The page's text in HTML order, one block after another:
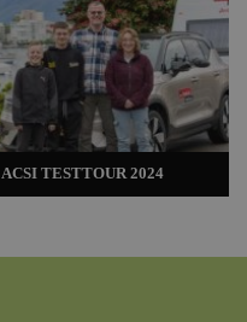
ACSI TESTTOUR 2024